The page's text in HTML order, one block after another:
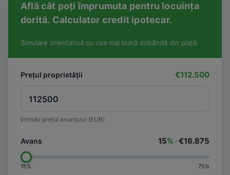
Află cât poți împrumuta pentru locuința
dorită. Calculator credit ipotecar.
Simulare orientativă cu cea mai bună dobândă din piață
Prețul proprietății €112.500
Introdu prețul anunțului (EUR)
Avans 15% ·€16.875
15% 75%